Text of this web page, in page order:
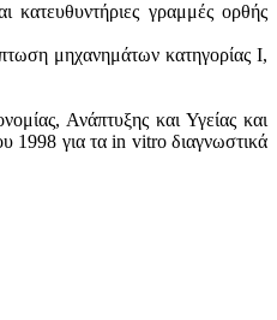
γραμμές ορθής
μηχανημάτων κατηγορίας Ι,
Ανάπτυξης και Υγείας και
1998 για τα in vitro διαγνωστικά